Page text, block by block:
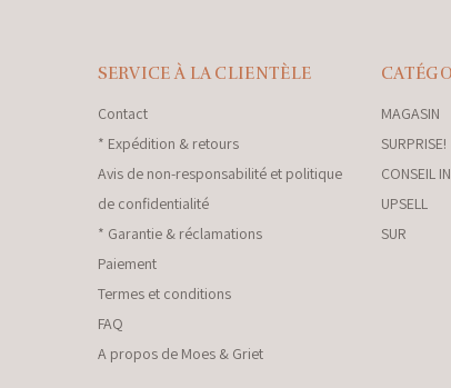
SERVICE À LA CLIENTÈLE
Contact
* Expédition & retours
Avis de non-responsabilité et politique
de confidentialité
* Garantie & réclamations
Paiement
Termes et conditions
FAQ
A propos de Moes & Griet
MAGASIN
SURPRISE!
CONSEIL
UPSELL
SUR